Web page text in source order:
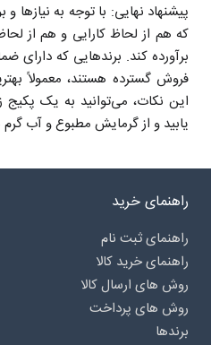
پیشنهاد نهایی: با توجه به نیازها
که هم از لحاظ کارایی و هم از
برآورده کند. برندهایی که دارای
فروش گسترده هستند، معمولاً
این نکات، می‌توانید به یک
یابید و از گرمایش مطبوع و آب
راهنمای خرید
راهنمای ثبت نام
راهنمای خرید کالا
روش های ارسال کالا
روش های پرداخت
برندها